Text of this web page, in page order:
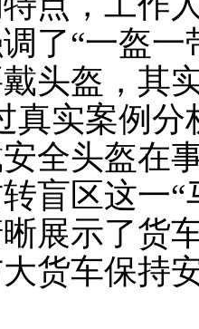
了“一盔
头盔，其
真实案例
全头盔在
盲区这一
展示了货
货车保持